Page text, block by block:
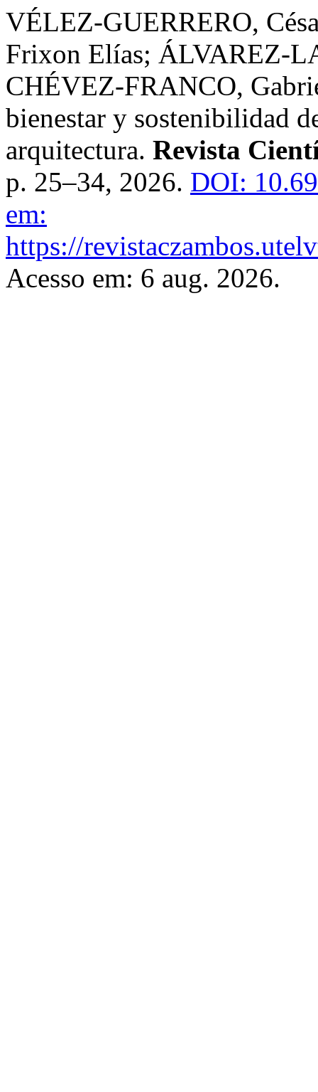
VÉLEZ-GUERRERO,
Frixon Elías; ÁLVAREZ-
CHÉVEZ-FRANCO,
bienestar y sostenibilidad
arquitectura. Revista
p. 25–34, 2026. DOI:
em:
https://
Acesso em: 6 aug. 2026.